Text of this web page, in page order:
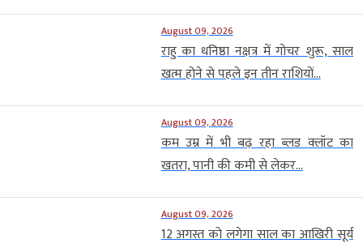
August 09, 2026
राहु का धनिष्ठा नक्षत्र में गोचर शुरू, साल
खत्म होने से पहले इन तीन राशियों...
August 09, 2026
कम उम्र में भी बढ़ रहा ब्लड क्लॉट का
खतरा, पानी की कमी से लेकर...
August 09, 2026
12 अगस्त को लगेगा साल का आखिरी सूर्य